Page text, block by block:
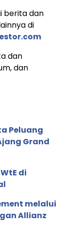
berita dan
di
dan
dan
Peluang
Grand
di
melalui
Allianz